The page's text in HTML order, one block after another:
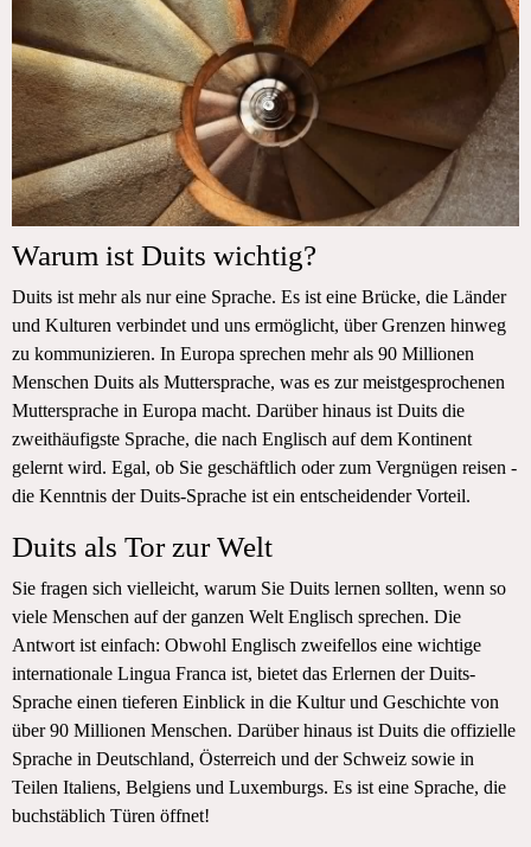
Warum ist Duits wichtig?
Duits ist mehr als nur eine Sprache. Es ist eine Brücke, die Länder
und Kulturen verbindet und uns ermöglicht, über Grenzen hinweg
zu kommunizieren. In Europa sprechen mehr als 90 Millionen
Menschen Duits als Muttersprache, was es zur meistgesprochenen
Muttersprache in Europa macht. Darüber hinaus ist Duits die
zweithäufigste Sprache, die nach Englisch auf dem Kontinent
gelernt wird. Egal, ob Sie geschäftlich oder zum Vergnügen reisen -
die Kenntnis der Duits-Sprache ist ein entscheidender Vorteil.
Duits als Tor zur Welt
Sie fragen sich vielleicht, warum Sie Duits lernen sollten, wenn so
viele Menschen auf der ganzen Welt Englisch sprechen. Die
Antwort ist einfach: Obwohl Englisch zweifellos eine wichtige
internationale Lingua Franca ist, bietet das Erlernen der Duits-
Sprache einen tieferen Einblick in die Kultur und Geschichte von
über 90 Millionen Menschen. Darüber hinaus ist Duits die offizielle
Sprache in Deutschland, Österreich und der Schweiz sowie in
Teilen Italiens, Belgiens und Luxemburgs. Es ist eine Sprache, die
buchstäblich Türen öffnet!